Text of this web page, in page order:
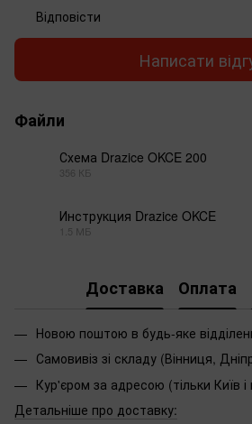
Відповісти
Написати
Файли
Схема Drazice OKCE 200
356 КБ
Инструкция Drazice OKCE
1.5 МБ
Доставка Оплата
Новою поштою в будь-яке
Самовивіз зі складу (Вінниця,
Кур'єром за адресою (тільки Київ і
Детальніше про доставку: